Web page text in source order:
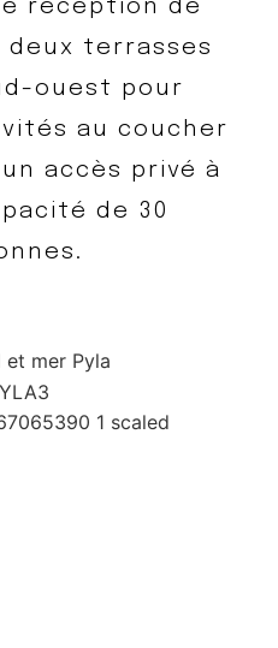
réception de
deux terrasses
ouest pour
au coucher
accès privé à
de 30